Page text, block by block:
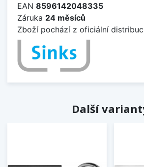
EAN 8596142048335
Záruka 24 měsíců
Zboží pochází z oficiální
Další